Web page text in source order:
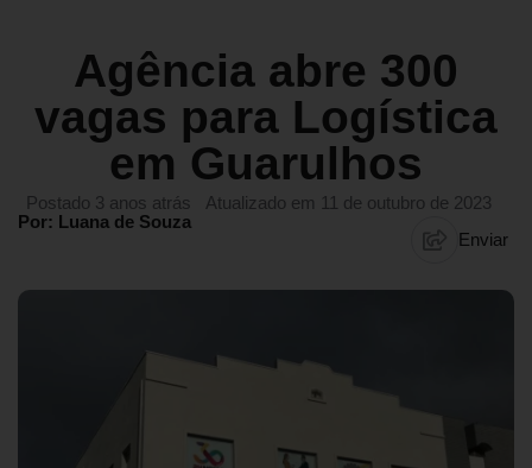
Agência abre 300
vagas para Logística
em Guarulhos
Postado 3 anos atrás
Atualizado em 11 de outubro de 2023
Por: Luana de Souza
Enviar